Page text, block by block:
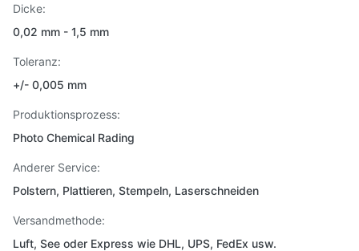
Dicke:
0,02 mm - 1,5 mm
Toleranz:
+/- 0,005 mm
Produktionsprozess:
Photo Chemical Rading
Anderer Service:
Polstern, Plattieren, Stempeln, Laserschneiden
Versandmethode:
Luft, See oder Express wie DHL, UPS, FedEx usw.